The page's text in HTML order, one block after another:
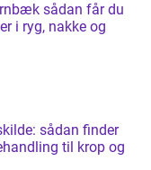
får du
i ryg, nakke og
sådan finder
til krop og